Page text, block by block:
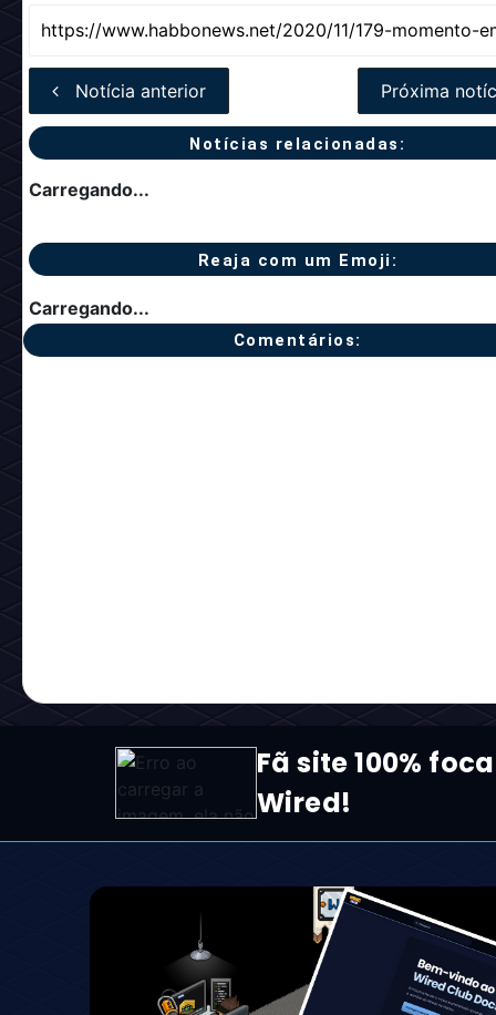
Notícia anterior Próxima
Notícias relacionadas:
Carregando...
Reaja com um Emoji:
Carregando...
Comentários:
Fã site 100%
Wired!